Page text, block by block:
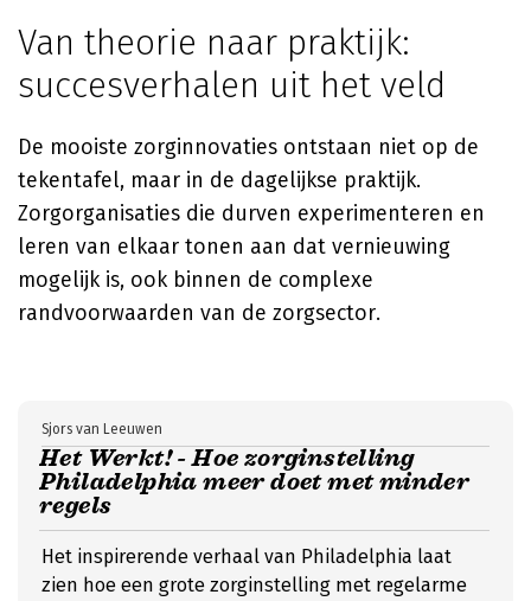
Van theorie naar praktijk:
succesverhalen uit het veld
De mooiste zorginnovaties ontstaan niet op de
tekentafel, maar in de dagelijkse praktijk.
Zorgorganisaties die durven experimenteren en
leren van elkaar tonen aan dat vernieuwing
mogelijk is, ook binnen de complexe
randvoorwaarden van de zorgsector.
Het Werkt! - Hoe zorginstelling
Philadelphia meer doet met minder
regels
Sjors van Leeuwen
Het inspirerende verhaal van Philadelphia laat
zien hoe een grote zorginstelling met regelarme